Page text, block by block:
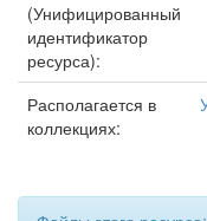
(Унифицированный
идентификатор
ресурса):
Располагается в
коллекциях: